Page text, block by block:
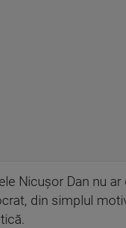
Nicușor Dan nu ar
din simplul